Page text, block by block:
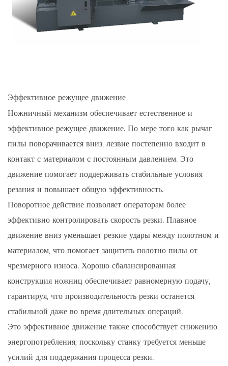
Эффективное режущее движение
Ножничный механизм обеспечивает естественное и
эффективное режущее движение. По мере того как рычаг
пилы поворачивается вниз, лезвие постепенно входит в
контакт с материалом с постоянным давлением. Это
движение помогает поддерживать стабильные условия
резания и повышает общую эффективность.
Поворотное действие позволяет операторам более
эффективно контролировать скорость резки. Плавное
движение вниз уменьшает резкие удары между полотном и
материалом, что помогает защитить полотно пилы от
чрезмерного износа. Хорошо сбалансированная
конструкция ножниц обеспечивает равномерную подачу,
гарантируя, что производительность резки останется
стабильной даже во время длительных операций.
Это эффективное движение также способствует снижению
энергопотребления, поскольку станку требуется меньше
усилий для поддержания процесса резки.